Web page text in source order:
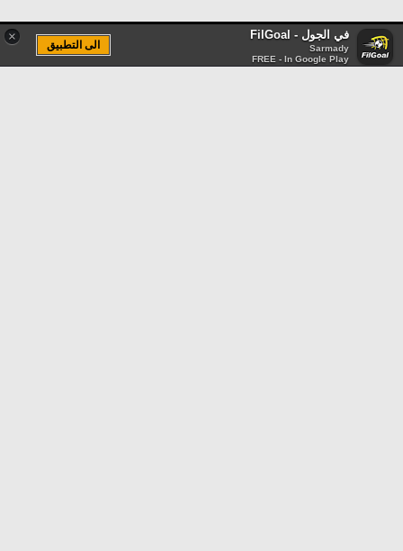
× في الجول - FilGoal
Sarmady
FREE - In Google Play
الى التطبيق